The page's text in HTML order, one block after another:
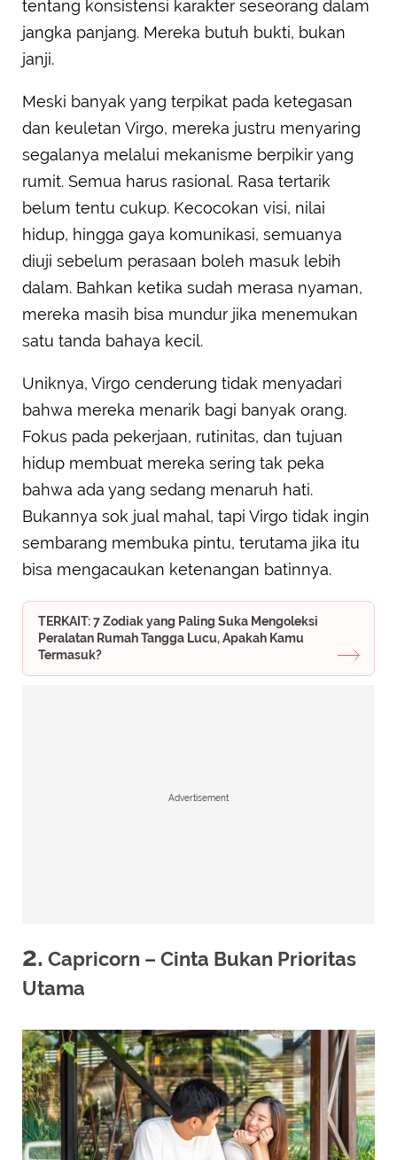
tentang konsistensi karakter seseorang dalam
jangka panjang. Mereka butuh bukti, bukan
janji.
Meski banyak yang terpikat pada ketegasan
dan keuletan Virgo, mereka justru menyaring
segalanya melalui mekanisme berpikir yang
rumit. Semua harus rasional. Rasa tertarik
belum tentu cukup. Kecocokan visi, nilai
hidup, hingga gaya komunikasi, semuanya
diuji sebelum perasaan boleh masuk lebih
dalam. Bahkan ketika sudah merasa nyaman,
mereka masih bisa mundur jika menemukan
satu tanda bahaya kecil.
Uniknya, Virgo cenderung tidak menyadari
bahwa mereka menarik bagi banyak orang.
Fokus pada pekerjaan, rutinitas, dan tujuan
hidup membuat mereka sering tak peka
bahwa ada yang sedang menaruh hati.
Bukannya sok jual mahal, tapi Virgo tidak ingin
sembarang membuka pintu, terutama jika itu
bisa mengacaukan ketenangan batinnya.
TERKAIT: 7 Zodiak yang Paling Suka Mengoleksi
Peralatan Rumah Tangga Lucu, Apakah Kamu
Termasuk?
Advertisement
2. Capricorn – Cinta Bukan Prioritas
Utama